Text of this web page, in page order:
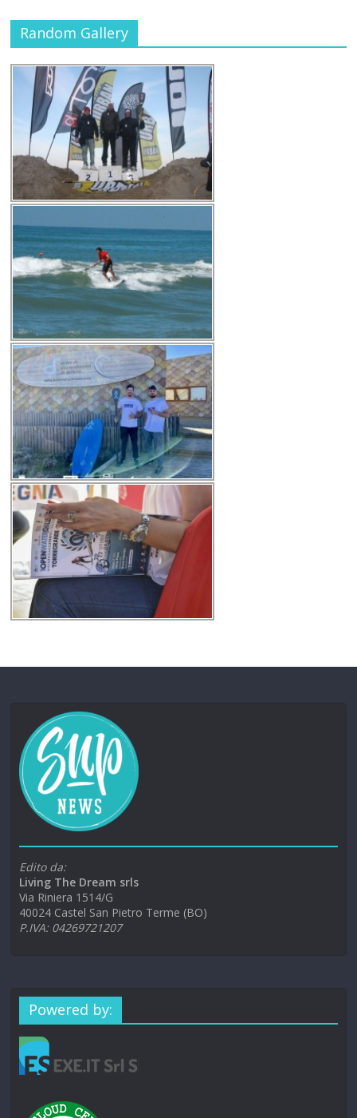
Random Gallery
Edito da:
Living The Dream srls
Via Riniera 1514/G
40024 Castel San Pietro Terme (BO)
P.IVA: 04269721207
Powered by: